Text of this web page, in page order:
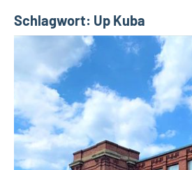
a
t
h
t
t
h
o
Schlagwort: Up Kuba